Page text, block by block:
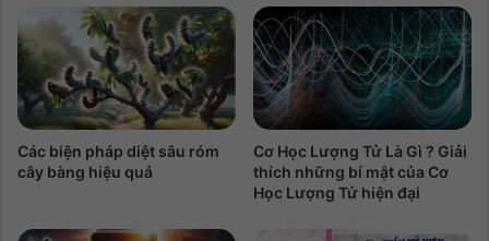
Các biện pháp diệt sâu róm
cây bàng hiệu quả
Cơ Học Lượng Tử Là Gì ? Giải
thích những bí mật của Cơ
Học Lượng Tử hiện đại